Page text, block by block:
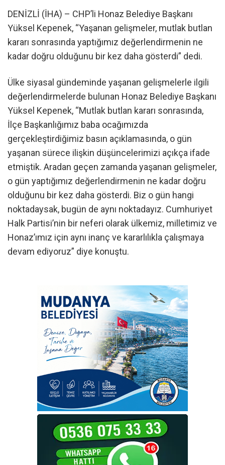
DENİZLİ (İHA) – CHP’li Honaz Belediye Başkanı
Yüksel Kepenek, “Yaşanan gelişmeler, mutlak butlan
kararı sonrasında yaptığımız değerlendirmenin ne
kadar doğru olduğunu bir kez daha gösterdi” dedi.
Ülke siyasal gündeminde yaşanan gelişmelerle ilgili
değerlendirmelerde bulunan Honaz Belediye Başkanı
Yüksel Kepenek, “Mutlak butlan kararı sonrasında,
İlçe Başkanlığımız baba ocağımızda
gerçekleştirdiğimiz basın açıklamasında, o gün
yaşanan sürece ilişkin düşüncelerimizi açıkça ifade
etmiştik. Aradan geçen zamanda yaşanan gelişmeler,
o gün yaptığımız değerlendirmenin ne kadar doğru
olduğunu bir kez daha gösterdi. Biz o gün hangi
noktadaysak, bugün de aynı noktadayız. Cumhuriyet
Halk Partisi’nin bir neferi olarak ülkemiz, milletimiz ve
Honaz’ımız için aynı inanç ve kararlılıkla çalışmaya
devam ediyoruz” diye konuştu.